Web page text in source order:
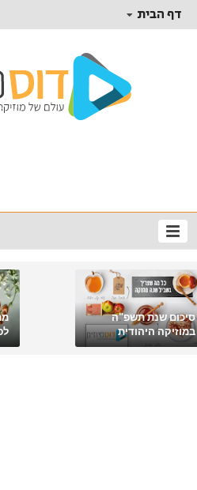
דף הבית
סיכום שנת תשפ"ה
במוזיקה היהודית